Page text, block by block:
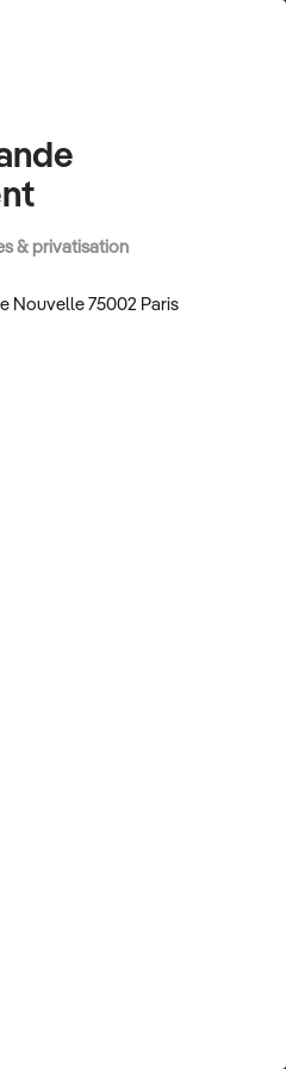
& privatisation
Nouvelle 75002 Paris